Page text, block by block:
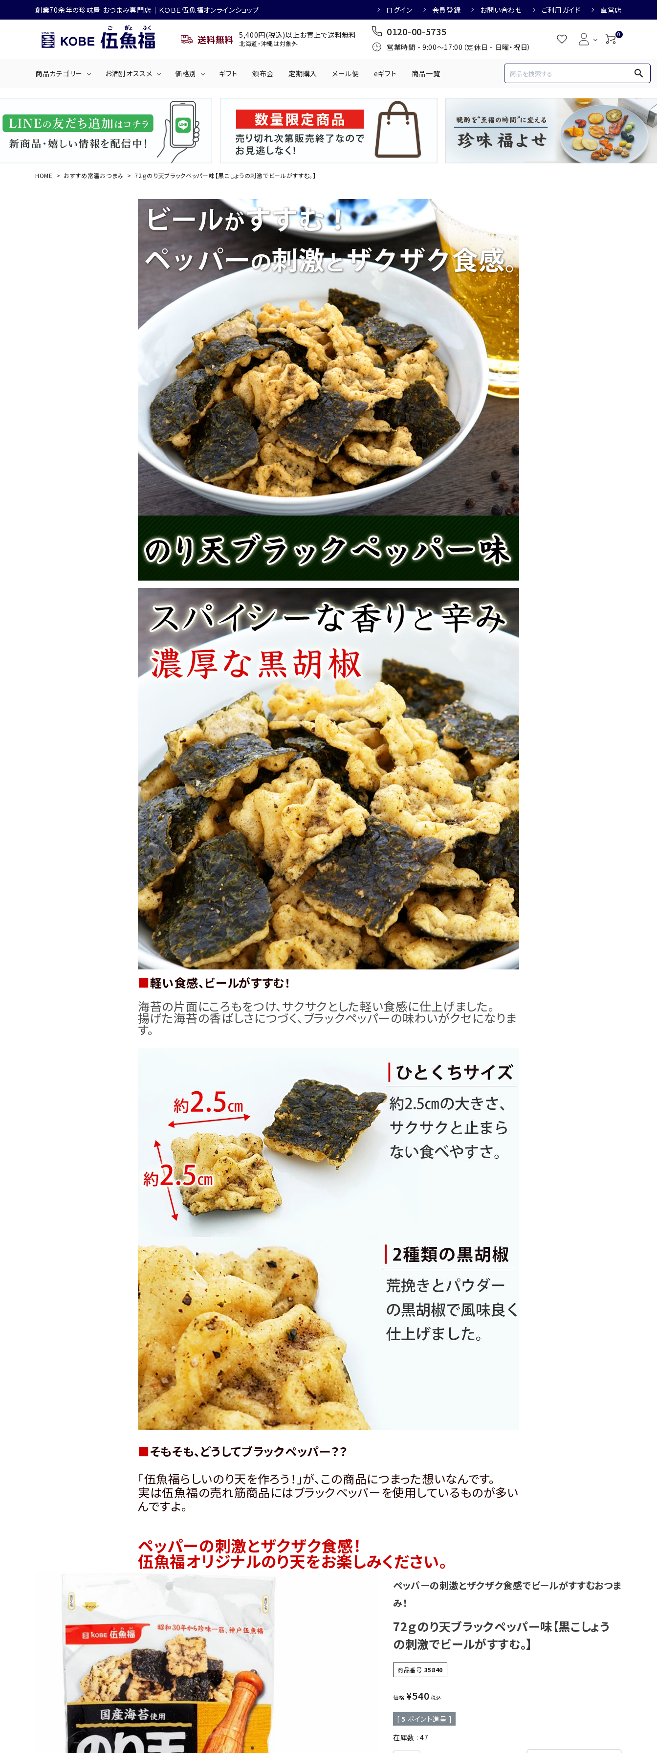
創業70余年の珍味屋 おつまみ専門店│ＫＯＢＥ伍魚福オンラインショップ ログイン 会員登録 お問い合わせ ご利用ガイド 直営店
送料無料 5,400円(税込)以上お買上で送料無料
北海道・沖縄は対象外
0120-00-5735
営業時間 - 9:00～17:00（定休日 - 日曜・祝日）
0
商品カテゴリー
くぎ煮 海産物 乳製品 かわきもの
佃煮・ごはんのおとも 丸う
お酒別オススメ
日本酒におすすめ 焼酎におすすめ
価格別
501円～1,000円 1,001円～2,000円 2,001円～3,000円 3,001円～4,000円
4,001円～5,000円 5,001円～
ギフト 頒布会 定期購入 メール便 eギフト 商品一覧 search
ACCOUNT MENU
ログイン 会員登録
HOME おすすめ常温おつまみ 72ｇのり天ブラックペッパー味【黒こしょうの刺激でビールがすすむ。】
■軽い食感、ビールがすすむ！
海苔の片面にころもをつけ、サクサクとした軽い食感に仕上げました。
揚げた海苔の香ばしさにつづく、ブラックペッパーの味わいがクセになりま
す。
■そもそも、どうしてブラックペッパー？？
「伍魚福らしいのり天を作ろう！」が、この商品につまった想いなんです。
実は伍魚福の売れ筋商品にはブラックペッパーを使用しているものが多い
んですよ。
ペッパーの刺激とザクザク食感！
伍魚福オリジナルのり天をお楽しみください。
ペッパーの刺激とザクザク食感でビールがすすむおつま
み！
72ｇのり天ブラックペッパー味【黒こしょう
の刺激でビールがすすむ。】
商品番号 35840
価格 ¥540 税込
[ 5 ポイント進呈 ]
在庫数
47